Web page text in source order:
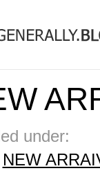
under:
NEW